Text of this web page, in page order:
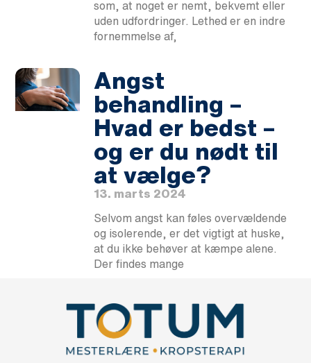
som, at noget er nemt, bekvemt eller
uden udfordringer. Lethed er en indre
fornemmelse af,
Angst
behandling –
Hvad er bedst –
og er du nødt til
at vælge?
13. marts 2024
Selvom angst kan føles overvældende
og isolerende, er det vigtigt at huske,
at du ikke behøver at kæmpe alene.
Der findes mange